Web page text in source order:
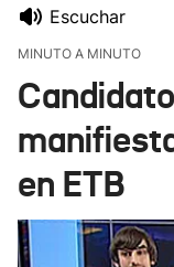
Escuchar
MINUTO A MINUTO
en ETB